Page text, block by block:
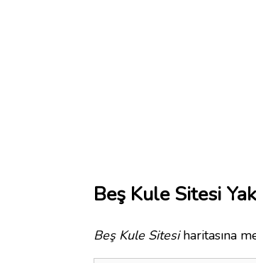
Beş Kule Sitesi
Beş Kule Sitesiharitasına